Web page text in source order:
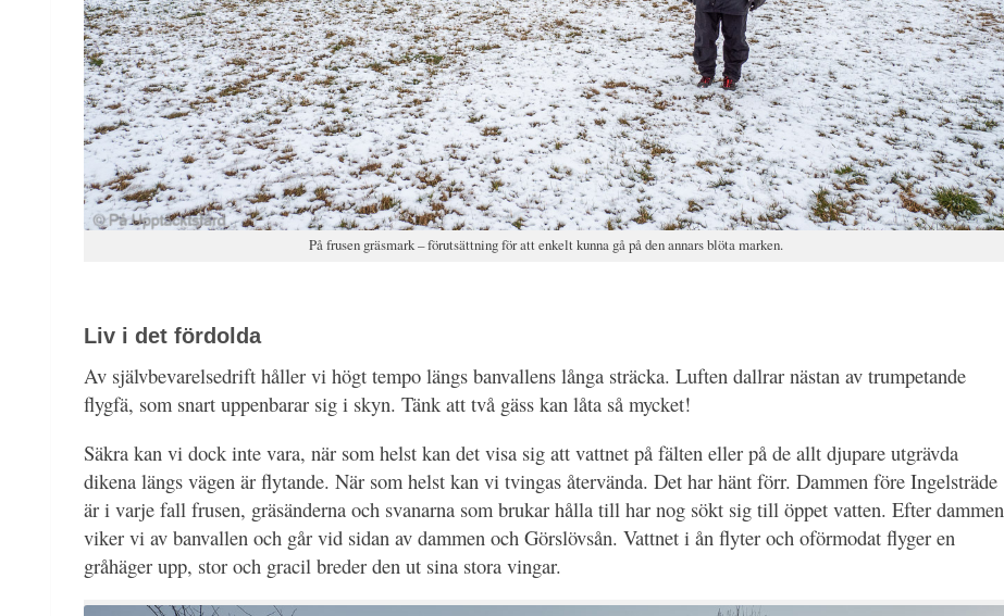
På frusen gräsmark – förutsättning för att enkelt kunna gå på den annars blöta marken.
Liv i det fördolda
Av självbevarelsedrift håller vi högt tempo längs banvallens långa sträcka. Luften dallrar nästan av trumpetande
flygfä, som snart uppenbarar sig i skyn. Tänk att två gäss kan låta så mycket!
Säkra kan vi dock inte vara, när som helst kan det visa sig att vattnet på fälten eller på de allt djupare utgrävda
dikena längs vägen är flytande. När som helst kan vi tvingas återvända. Det har hänt förr. Dammen före Ingelsträde
är i varje fall frusen, gräsänderna och svanarna som brukar hålla till har nog sökt sig till öppet vatten. Efter dammen
viker vi av banvallen och går vid sidan av dammen och Görslövsån. Vattnet i ån flyter och oförmodat flyger en
gråhäger upp, stor och gracil breder den ut sina stora vingar.